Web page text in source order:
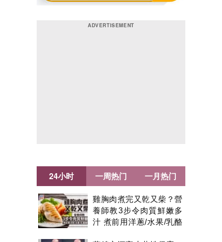
24小时
雞胸肉煮完又乾又柴？營
養師教3步令肉質鮮嫩多
汁 煮前用洋蔥/水果/乳酪
一周热门 一月热门